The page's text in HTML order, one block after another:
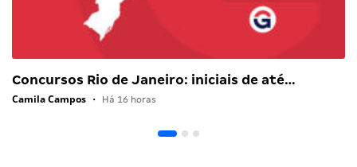
Concursos Rio de Janeiro: iniciais de até…
Camila Campos • Há 16 horas